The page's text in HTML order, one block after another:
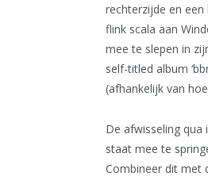
rechterzijde en
flink scala aan
mee te slepen in
self-titled album
(afhankelijk van
De afwisseling
staat mee te
Combineer dit met